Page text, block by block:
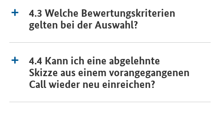
4.3 Welche Bewertungskriterien
gelten bei der Auswahl?
4.4 Kann ich eine abgelehnte
Skizze aus einem vorangegangenen
Call wieder neu einreichen?